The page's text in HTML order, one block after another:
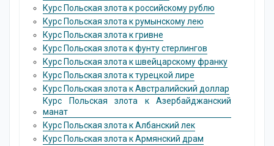
Курс Польская злота к российскому рублю
Курс Польская злота к румынскому лею
Курс Польская злота к гривне
Курс Польская злота к фунту стерлингов
Курс Польская злота к швейцарскому франку
Курс Польская злота к турецкой лире
Курс Польская злота к Австралийский доллар
Курс Польская злота к Азербайджанский
манат
Курс Польская злота к Албанский лек
Курс Польская злота к Армянский драм